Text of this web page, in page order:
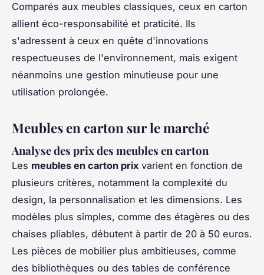
Comparés aux meubles classiques, ceux en carton
allient éco-responsabilité et praticité. Ils
s'adressent à ceux en quête d'innovations
respectueuses de l'environnement, mais exigent
néanmoins une gestion minutieuse pour une
utilisation prolongée.
Meubles en carton sur le marché
Analyse des prix des meubles en carton
Les meubles en carton prix varient en fonction de
plusieurs critères, notamment la complexité du
design, la personnalisation et les dimensions. Les
modèles plus simples, comme des étagères ou des
chaises pliables, débutent à partir de 20 à 50 euros.
Les pièces de mobilier plus ambitieuses, comme
des bibliothèques ou des tables de conférence